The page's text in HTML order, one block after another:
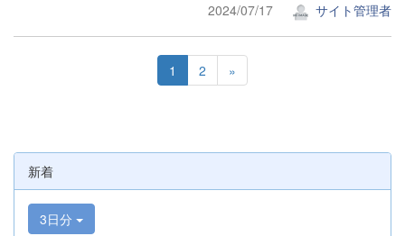
2024/07/17 サイト管理者
1 2 »
新着
3日分